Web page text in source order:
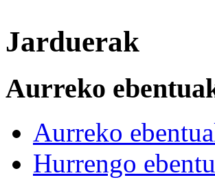
Jarduerak
Aurreko
Aurreko
Hurrengo